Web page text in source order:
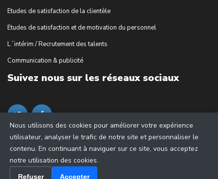
Etudes de satisfaction de la clientèle
Etudes de satisfaction et de motivation du personnel
L´intérim / Recrutement des talents
Communication & publicité
Suivez nous sur les réseaux sociaux
Nous utilisons des cookies pour améliorer votre expérience
utilisateur, analyser le trafic de notre site et personnaliser le
contenu. En continuant à naviguer sur ce site, vous acceptez
notre utilisation des cookies.
Refuser Accepter